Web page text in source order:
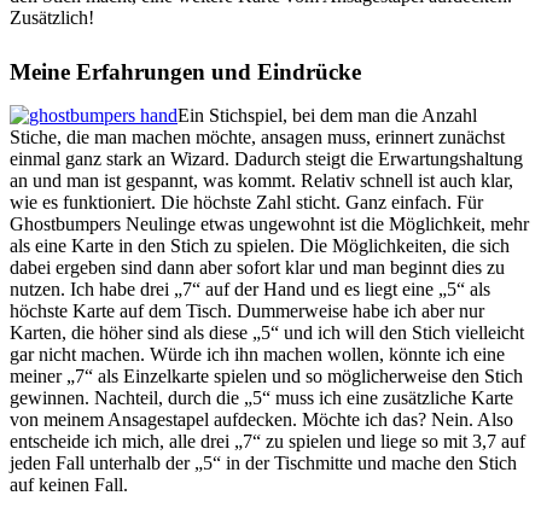
Zusätzlich!
Meine Erfahrungen und Eindrücke
Ein Stichspiel, bei dem man die Anzahl
Stiche, die man machen möchte, ansagen muss, erinnert zunächst
einmal ganz stark an Wizard. Dadurch steigt die Erwartungshaltung
an und man ist gespannt, was kommt. Relativ schnell ist auch klar,
wie es funktioniert. Die höchste Zahl sticht. Ganz einfach. Für
Ghostbumpers Neulinge etwas ungewohnt ist die Möglichkeit, mehr
als eine Karte in den Stich zu spielen. Die Möglichkeiten, die sich
dabei ergeben sind dann aber sofort klar und man beginnt dies zu
nutzen. Ich habe drei „7“ auf der Hand und es liegt eine „5“ als
höchste Karte auf dem Tisch. Dummerweise habe ich aber nur
Karten, die höher sind als diese „5“ und ich will den Stich vielleicht
gar nicht machen. Würde ich ihn machen wollen, könnte ich eine
meiner „7“ als Einzelkarte spielen und so möglicherweise den Stich
gewinnen. Nachteil, durch die „5“ muss ich eine zusätzliche Karte
von meinem Ansagestapel aufdecken. Möchte ich das? Nein. Also
entscheide ich mich, alle drei „7“ zu spielen und liege so mit 3,7 auf
jeden Fall unterhalb der „5“ in der Tischmitte und mache den Stich
auf keinen Fall.